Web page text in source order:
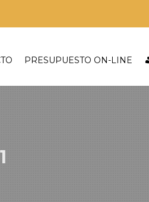
PRESUPUESTO ON-LINE